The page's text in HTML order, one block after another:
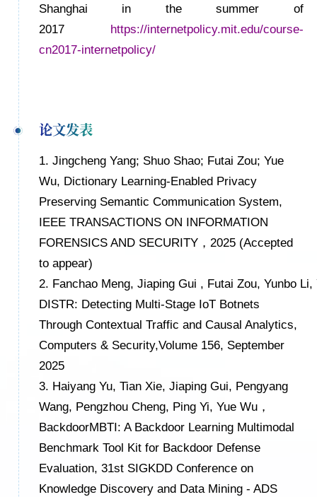
Shanghai in the summer of
2017
https://internetpolicy.mit.edu/course-
cn2017-internetpolicy/
论文发表
1. Jingcheng Yang; Shuo Shao; Futai Zou; Yue
Wu, Dictionary Learning-Enabled Privacy
Preserving Semantic Communication System,
IEEE TRANSACTIONS ON INFORMATION
FORENSICS AND SECURITY， 2025 (Accepted
to appear)
2. Fanchao Meng, Jiaping Gui , Futai Zou, Yunbo Li,
DISTR: Detecting Multi-Stage IoT Botnets
Through Contextual Traffic and Causal Analytics,
Computers & Security,Volume 156, September
2025
3. Haiyang Yu, Tian Xie, Jiaping Gui, Pengyang
Wang, Pengzhou Cheng, Ping Yi, Yue Wu，
BackdoorMBTI: A Backdoor Learning Multimodal
Benchmark Tool Kit for Backdoor Defense
Evaluation, 31st SIGKDD Conference on
Knowledge Discovery and Data Mining - ADS